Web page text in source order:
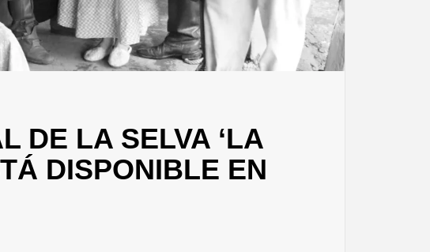
DE LA SELVA ‘LA
DISPONIBLE EN